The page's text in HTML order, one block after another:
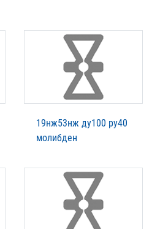
19нж53нж ду100 ру40
молибден